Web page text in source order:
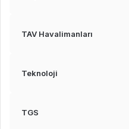
TAV Havalimanları
Teknoloji
TGS